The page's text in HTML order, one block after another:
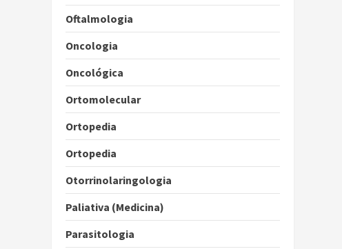
Oftalmologia
Oncologia
Oncológica
Ortomolecular
Ortopedia
Ortopedia
Otorrinolaringologia
Paliativa (Medicina)
Parasitologia